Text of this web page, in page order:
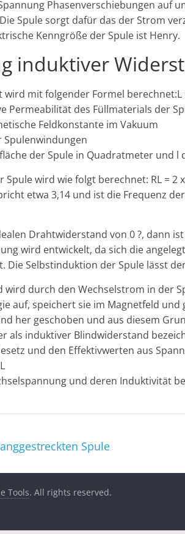
Phasenverschiebungen auf
Spule sorgt dafür das der Strom
Kenngröße der Spule ist Henry.
induktiver
wird mit folgender Formel
Permeabilität des Füllmaterials der
Feldkonstante im Vakuum
Spulenwindungen
der Spule in Quadratmeter und l
wird wie folgt berechnet: RL = 2
etwa 3,14 und ist die Frequenz
Drahtwiderstand von 0 ?, dann
wird entwickelt, da sich die
Die Selbstinduktion der Spule lässt
wird durch den Wechselstrom in der
auf, speichert sie im Magnetfeld
her geschoben und aus diesem
als induktiver Blindwiderstand
und den Effektivwerten aus
und deren Induktivität
Spule
Tools. All rights reserved.